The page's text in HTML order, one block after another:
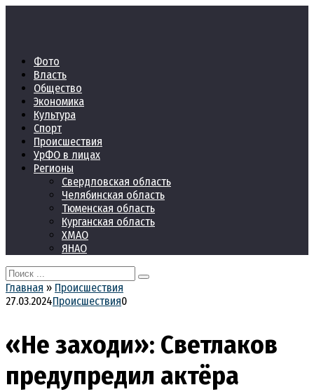
Фото
Власть
Общество
Экономика
Культура
Спорт
Происшествия
УрФО в лицах
Регионы
Свердловская область
Челябинская область
Тюменская область
Курганская область
ХМАО
ЯНАО
Search
for:
Главная » Происшествия
27.03.2024Происшествия0
«Не заходи»: Светлаков
предупредил актёра